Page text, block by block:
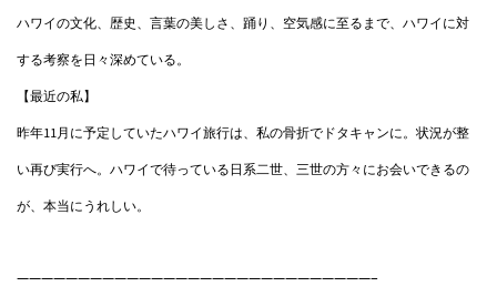
ハワイの文化、歴史、言葉の美しさ、踊り、空気感に至るまで、ハワイに対
する考察を日々深めている。
【最近の私】
昨年11月に予定していたハワイ旅行は、私の骨折でドタキャンに。状況が整
い再び実行へ。ハワイで待っている日系二世、三世の方々にお会いできるの
が、本当にうれしい。
—————————————————————————————–